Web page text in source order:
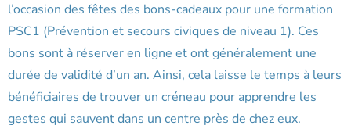
l’occasion des fêtes des bons-cadeaux pour une formation
PSC1 (Prévention et secours civiques de niveau 1). Ces
bons sont à réserver en ligne et ont généralement une
durée de validité d’un an. Ainsi, cela laisse le temps à leurs
bénéficiaires de trouver un créneau pour apprendre les
gestes qui sauvent dans un centre près de chez eux.